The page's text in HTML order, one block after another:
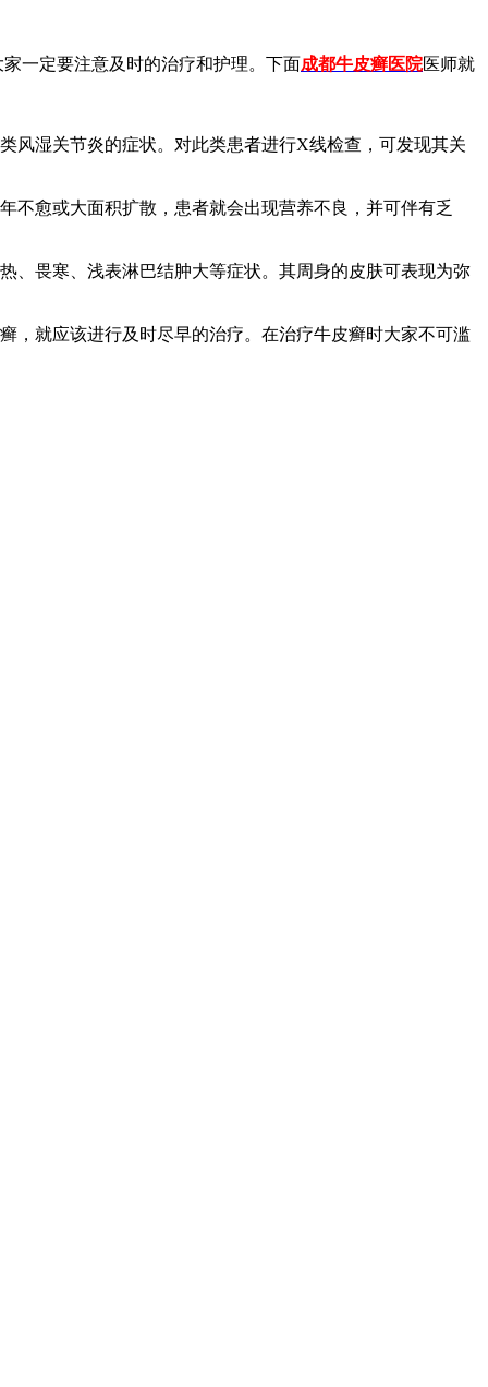
一定要注意及时的治疗和护理。下面成都牛皮癣医院医师就
湿关节炎的症状。对此类患者进行X线检查，可发现其关
愈或大面积扩散，患者就会出现营养不良，并可伴有乏
畏寒、浅表淋巴结肿大等症状。其周身的皮肤可表现为弥
，就应该进行及时尽早的治疗。在治疗牛皮癣时大家不可滥